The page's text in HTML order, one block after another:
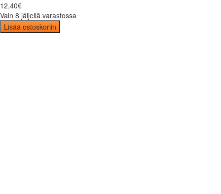
12,40€
Vain 8 jäljellä varastossa
Lisää ostoskoriin